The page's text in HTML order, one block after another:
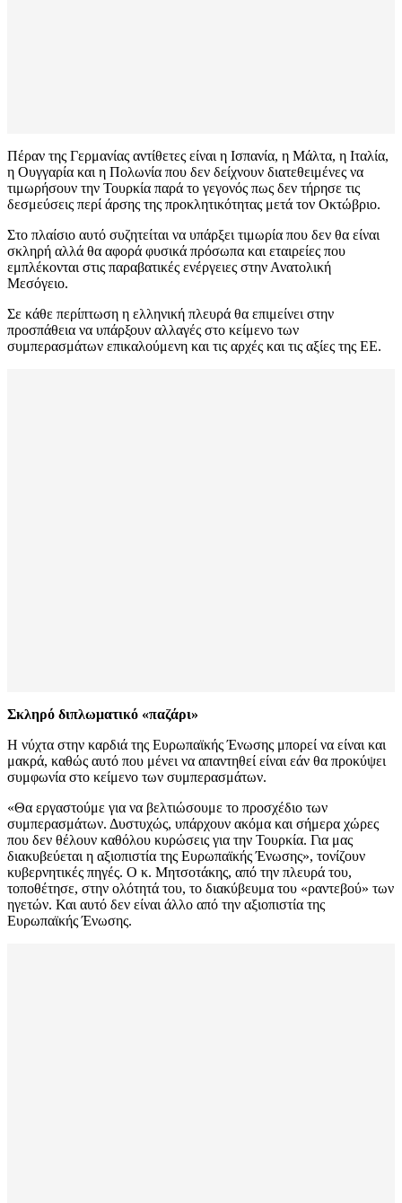
Πέραν της Γερμανίας αντίθετες είναι η Ισπανία, η Μάλτα, η Ιταλία,
η Ουγγαρία και η Πολωνία που δεν δείχνουν διατεθειμένες να
τιμωρήσουν την Τουρκία παρά το γεγονός πως δεν τήρησε τις
δεσμεύσεις περί άρσης της προκλητικότητας μετά τον Οκτώβριο.
Στο πλαίσιο αυτό συζητείται να υπάρξει τιμωρία που δεν θα είναι
σκληρή αλλά θα αφορά φυσικά πρόσωπα και εταιρείες που
εμπλέκονται στις παραβατικές ενέργειες στην Ανατολική
Μεσόγειο.
Σε κάθε περίπτωση η ελληνική πλευρά θα επιμείνει στην
προσπάθεια να υπάρξουν αλλαγές στο κείμενο των
συμπερασμάτων επικαλούμενη και τις αρχές και τις αξίες της ΕΕ.
Σκληρό διπλωματικό «παζάρι»
Η νύχτα στην καρδιά της Ευρωπαϊκής Ένωσης μπορεί να είναι και
μακρά, καθώς αυτό που μένει να απαντηθεί είναι εάν θα προκύψει
συμφωνία στο κείμενο των συμπερασμάτων.
«Θα εργαστούμε για να βελτιώσουμε το προσχέδιο των
συμπερασμάτων. Δυστυχώς, υπάρχουν ακόμα και σήμερα χώρες
που δεν θέλουν καθόλου κυρώσεις για την Τουρκία. Για μας
διακυβεύεται η αξιοπιστία της Ευρωπαϊκής Ένωσης», τονίζουν
κυβερνητικές πηγές. Ο κ. Μητσοτάκης, από την πλευρά του,
τοποθέτησε, στην ολότητά του, το διακύβευμα του «ραντεβού» των
ηγετών. Και αυτό δεν είναι άλλο από την αξιοπιστία της
Ευρωπαϊκής Ένωσης.